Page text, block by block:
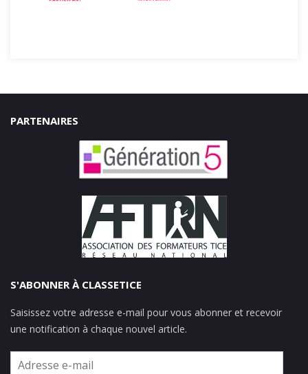
PARTENAIRES
S'ABONNER À CLASSETICE
Saisissez votre adresse e-mail pour vous abonner et recevoir
une notification à chaque nouvel article.
Adresse